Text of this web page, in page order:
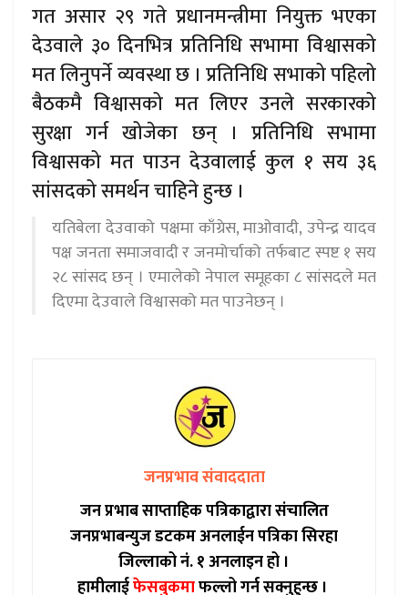
गत असार २९ गते प्रधानमन्त्रीमा नियुक्त भएका
देउवाले ३० दिनभित्र प्रतिनिधि सभामा विश्वासको
मत लिनुपर्ने व्यवस्था छ । प्रतिनिधि सभाको पहिलो
बैठकमै विश्वासको मत लिएर उनले सरकारको
सुरक्षा गर्न खोजेका छन् । प्रतिनिधि सभामा
विश्वासको मत पाउन देउवालाई कुल १ सय ३६
सांसदको समर्थन चाहिने हुन्छ ।
यतिबेला देउवाको पक्षमा काँग्रेस, माओवादी, उपेन्द्र यादव
पक्ष जनता समाजवादी र जनमोर्चाको तर्फबाट स्पष्ट १ सय
२८ सांसद छन् । एमालेको नेपाल समूहका ८ सांसदले मत
दिएमा देउवाले विश्वासको मत पाउनेछन् ।
जनप्रभाव संवाददाता
जन प्रभाब साप्ताहिक पत्रिकाद्वारा संचालित
जनप्रभाबन्युज डटकम अनलाईन पत्रिका सिरहा
जिल्लाको नं. १ अनलाइन हो ।
हामीलाईफेसबुकमाफल्लो गर्न सक्नुहुन्छ ।